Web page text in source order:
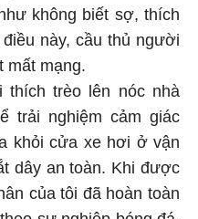
không biết sợ, thích
này, cầu thủ người
mạng.
thích trèo lên nóc nhà
trải nghiệm cảm giác
khỏi cửa xe hơi ở vận
dây an toàn. Khi được
của tôi đã hoàn toàn